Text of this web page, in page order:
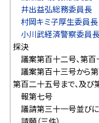
井出益弘総務委員長
村岡キミ子厚生委員長
小川武経済警察委員
採決
議案第百十二号、第百
議案第百十三号から第
第百二十五号まで、及
報第七号
議請第三十一号並び